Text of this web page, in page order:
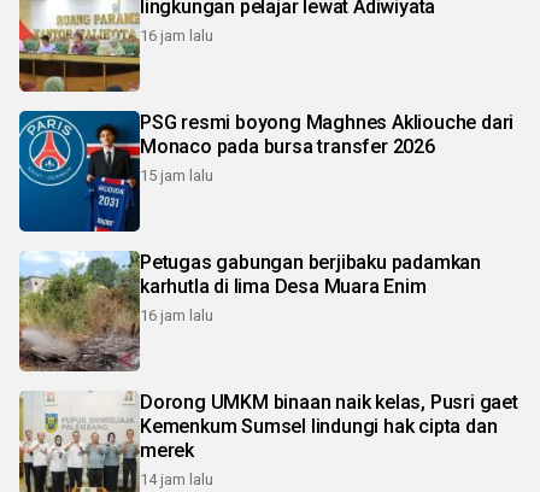
lingkungan pelajar lewat Adiwiyata
16 jam lalu
PSG resmi boyong Maghnes Akliouche dari
Monaco pada bursa transfer 2026
15 jam lalu
Petugas gabungan berjibaku padamkan
karhutla di lima Desa Muara Enim
16 jam lalu
Dorong UMKM binaan naik kelas, Pusri gaet
Kemenkum Sumsel lindungi hak cipta dan
merek
14 jam lalu